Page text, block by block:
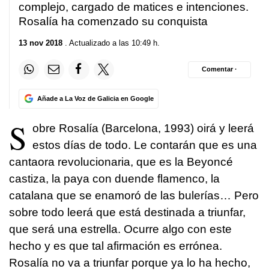
complejo, cargado de matices e intenciones.
Rosalía ha comenzado su conquista
13 nov 2018 . Actualizado a las 10:49 h.
Añade a La Voz de Galicia en Google
Comentar ·
S
obre Rosalía (Barcelona, 1993) oirá y leerá
estos días de todo. Le contarán que es una
cantaora revolucionaria, que es la Beyoncé
castiza, la paya con duende flamenco, la
catalana que se enamoró de las bulerías… Pero
sobre todo leerá que está destinada a triunfar,
que será una estrella. Ocurre algo con este
hecho y es que tal afirmación es errónea.
Rosalía no va a triunfar porque ya lo ha hecho,